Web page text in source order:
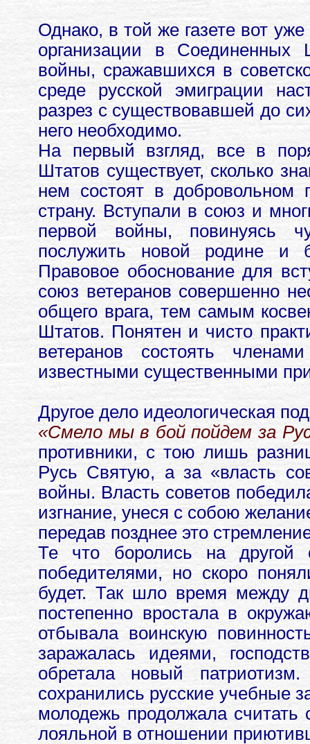
Однако, в той же газете вот
организации в Соединенных
войны, сражавшихся в
среде русской эмиграции
разрез с существовавшей до
него необходимо.
На первый взгляд, все в
Штатов существует, сколько
нем состоят в добровольном
страну. Вступали в союз и
первой войны, повинуясь
послужить новой родине и
Правовое обоснование для
союз ветеранов совершенно
общего врага, тем самым
Штатов. Понятен и чисто
ветеранов состоять
известными существенными
Другое дело идеологическая
«Смело мы в бой пойдем за
противники, с тою лишь
Русь Святую, а за «власть
войны. Власть советов
изгнание, унеся с собою
передав позднее это
Те что боролись на другой
победителями, но скоро
будет. Так шло время между
постепенно вростала в
отбывала воинскую
заражалась идеями,
обретала новый
сохранились русские учебные
молодежь продолжала считать
лояльной в отношении